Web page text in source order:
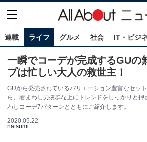
連載 ライフ グルメ 社会 IT・ビジ
一瞬でコーデが完成するGUの
プは忙しい大人の救世主！
GUから発売されているバリエーション豊富なセッ
ら、着まわし力抜群な上にトレンドをしっかりと押
わしコーデ7パターンとともにご紹介します。
2020.05.22
natsumi